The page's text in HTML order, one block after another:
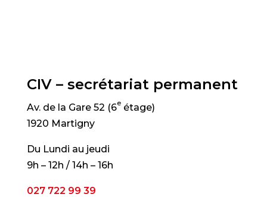
CIV – secrétariat permanent
Av. de la Gare 52 (6eétage)
1920 Martigny
Du Lundi au jeudi
9h – 12h / 14h – 16h
027 722 99 39